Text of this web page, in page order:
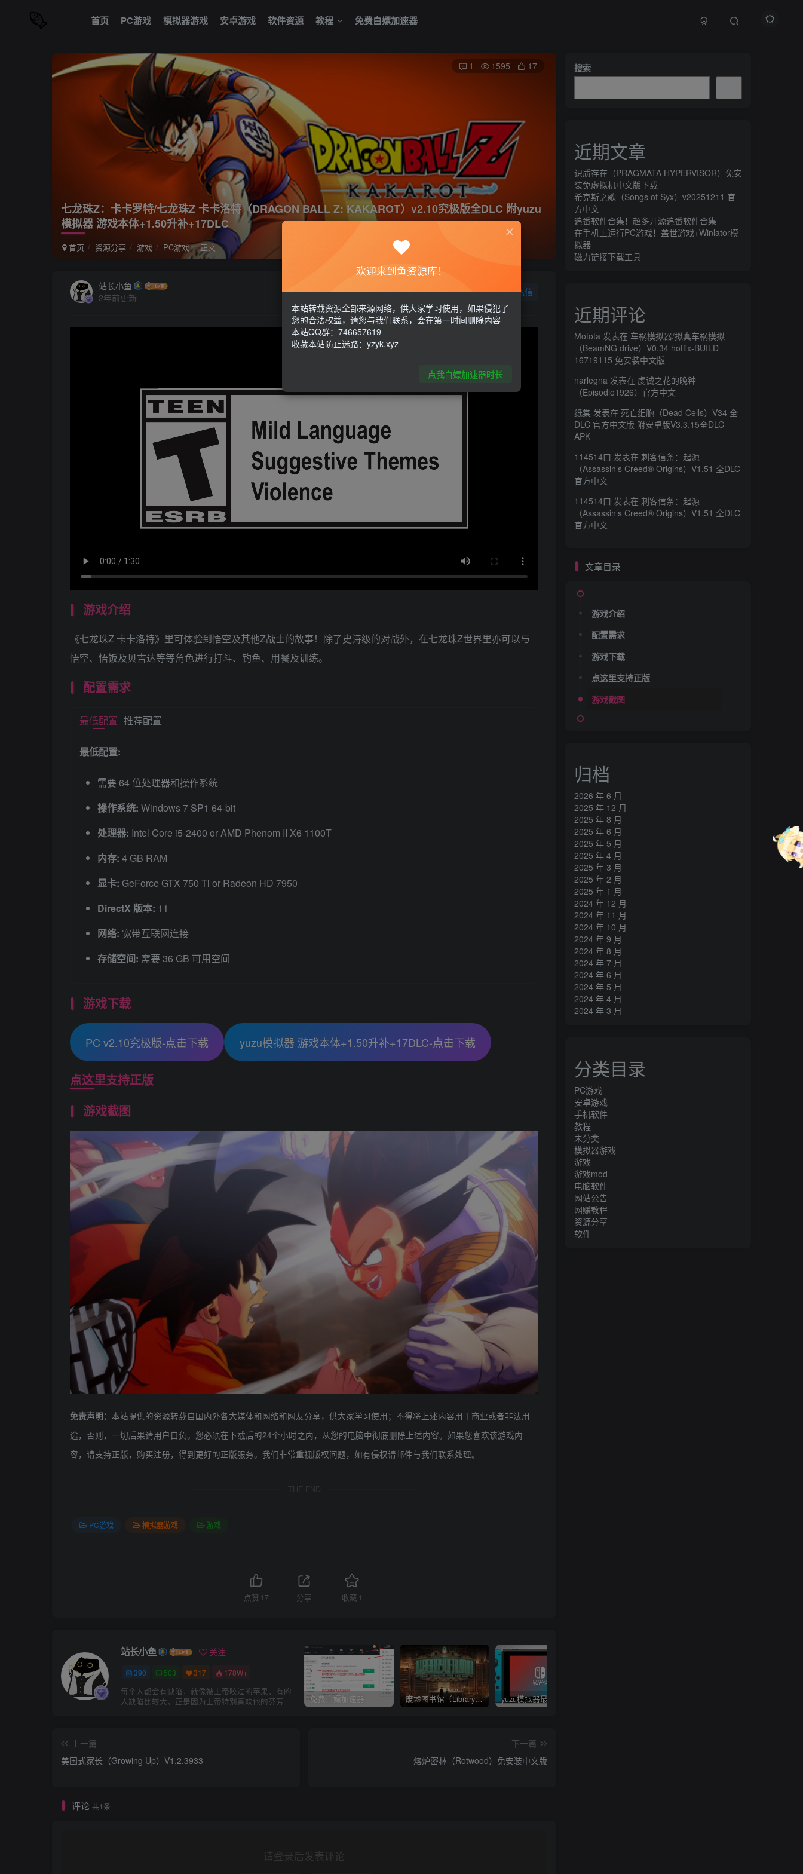
首页 PC游戏 模拟器游戏 安卓游戏 软件资源 教程 免费白嫖加速器
七龙珠Z：卡卡罗特/七龙珠Z 卡卡洛特（DRAGON BALL Z: KAKAROT）v2.10究极版全DLC 附yuzu
模拟器 游戏本体+1.50升补+17DLC
首页 资源分享 游戏 PC游戏 正文
1 1595 17
站长小鱼
2年前更新
关注 私信
游戏介绍
《七龙珠Z 卡卡洛特》里可体验到悟空及其他Z战士的故事！除了史诗级的对战外，在七龙珠Z世界里亦可以与
悟空、悟饭及贝吉达等等角色进行打斗、钓鱼、用餐及训练。
配置需求
最低配置 推荐配置
最低配置:
需要 64 位处理器和操作系统
操作系统: Windows 7 SP1 64-bit
处理器: Intel Core i5-2400 or AMD Phenom II X6 1100T
内存: 4 GB RAM
显卡: GeForce GTX 750 Ti or Radeon HD 7950
DirectX 版本: 11
网络: 宽带互联网连接
存储空间: 需要 36 GB 可用空间
游戏下载
PC v2.10究极版-点击下载 yuzu模拟器 游戏本体+1.50升补+17DLC-点击下载
点这里支持正版
游戏截图
免责声明： 本站提供的资源转载自国内外各大媒体和网络和网友分享，供大家学习使用；不得将上述内容用于商业或者非法用
途，否则，一切后果请用户自负。您必须在下载后的24个小时之内，从您的电脑中彻底删除上述内容。如果您喜欢该游戏内
容，请支持正版，购买注册，得到更好的正版服务。我们非常重视版权问题，如有侵权请邮件与我们联系处理。
THE END
PC游戏 模拟器游戏 游戏
点赞 17 分享 收藏 1
站长小鱼 关注
390 503 317 178W+
每个人都会有缺陷，就像被上帝咬过的苹果，有的
人缺陷比较大，正是因为上帝特别喜欢他的芬芳
免费白嫖加速器 废墟图书馆（Library Of Ruina）v1.1.0.6a13 官中 附yuzu模拟器 本体+1.0.3升补
上一篇
美国式家长（Growing Up）V1.2.3933
下一篇
熔炉密林（Rotwood）免安装中文版
评论 共1条
请登录后发表评论
游戏下载
点这里支持正版
游戏截图
搜索
近期文章
识质存在（PRAGMATA HYPERVISOR）免安
装免虚拟机中文版下载
希克斯之歌（Songs of Syx）v20251211 官
方中文
追番软件合集！超多开源追番软件合集
在手机上运行PC游戏！盖世游戏+Winlator模
拟器
磁力链接下载工具
近期评论
Motota 发表在 车祸模拟器/拟真车祸模拟
（BeamNG drive）V0.34 hotfix-BUILD
16719115 免安装中文版
narlegna 发表在 虔诚之花的晚钟
（Episodio1926）官方中文
纸棠 发表在 死亡细胞（Dead Cells）V34 全
DLC 官方中文版 附安卓版V3.3.15全DLC
APK
114514口 发表在 刺客信条：起源
（Assassin’s Creed® Origins）V1.51 全DLC
官方中文
114514口 发表在 刺客信条：起源
（Assassin’s Creed® Origins）V1.51 全DLC
官方中文
文章目录
游戏介绍
配置需求
游戏下载
点这里支持正版
游戏截图
归档
2026 年 6 月
2025 年 12 月
2025 年 8 月
2025 年 6 月
2025 年 5 月
2025 年 4 月
2025 年 3 月
2025 年 2 月
2025 年 1 月
2024 年 12 月
2024 年 11 月
2024 年 10 月
2024 年 9 月
2024 年 8 月
2024 年 7 月
2024 年 6 月
2024 年 5 月
2024 年 4 月
2024 年 3 月
分类目录
PC游戏
安卓游戏
手机软件
教程
未分类
模拟器游戏
游戏
游戏mod
电脑软件
网站公告
网赚教程
资源分享
软件
欢迎来到鱼资源库！
本站转载资源全部来源网络，供大家学习使用，如果侵犯了
您的合法权益，请您与我们联系，会在第一时间删除内容
本站QQ群：746657619
收藏本站防止迷路：yzyk.xyz
点我白嫖加速器时长